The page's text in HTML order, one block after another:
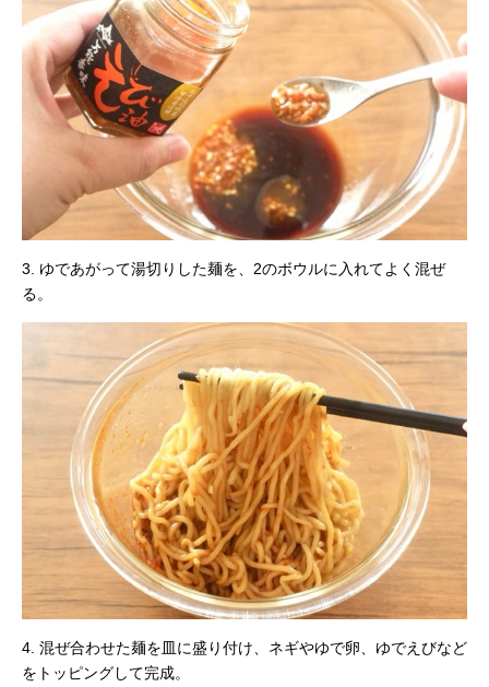
3. ゆであがって湯切りした麺を、2のボウルに入れてよく混ぜ
る。
4. 混ぜ合わせた麺を皿に盛り付け、ネギやゆで卵、ゆでえびなど
をトッピングして完成。